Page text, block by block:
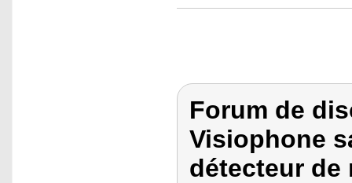
Forum de
Visiophone
détecteur de